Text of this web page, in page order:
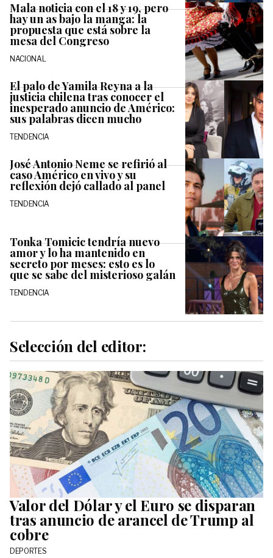
Mala noticia con el 18 y 19, pero
hay un as bajo la manga: la
propuesta que está sobre la
mesa del Congreso
NACIONAL
El palo de Yamila Reyna a la
justicia chilena tras conocer el
inesperado anuncio de Américo:
sus palabras dicen mucho
TENDENCIA
José Antonio Neme se refirió al
caso Américo en vivo y su
reflexión dejó callado al panel
TENDENCIA
Tonka Tomicic tendría nuevo
amor y lo ha mantenido en
secreto por meses: esto es lo
que se sabe del misterioso galán
TENDENCIA
Selección del editor:
Valor del Dólar y el Euro se disparan
tras anuncio de arancel de Trump al
cobre
DEPORTES